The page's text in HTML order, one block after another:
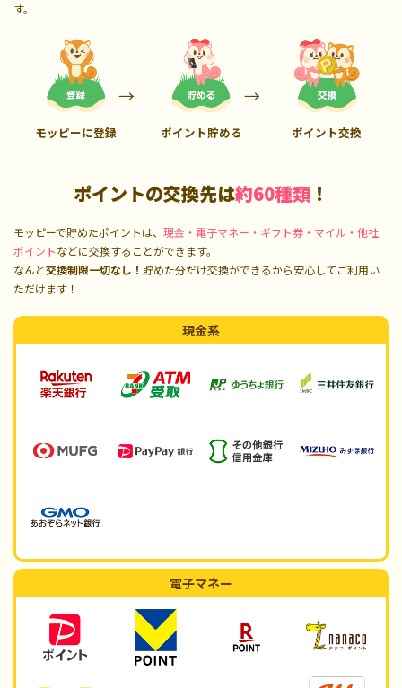
す。
モッピーに登録 ポイント貯める ポイント交換
ポイントの交換先は約60種類 ！
モッピーで貯めたポイントは、 現金・電子マネー・ギフト券・マイル・他社
ポイントなどに交換することができます。
なんと交換制限一切なし！ 貯めた分だけ交換ができるから安心してご利用い
ただけます！
現金系
電子マネー